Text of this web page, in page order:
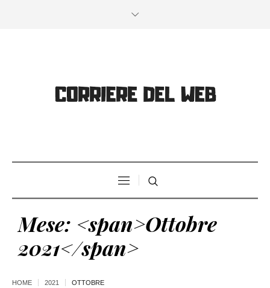
Mese: <span>Ottobre
2021</span>
HOME 2021 OTTOBRE